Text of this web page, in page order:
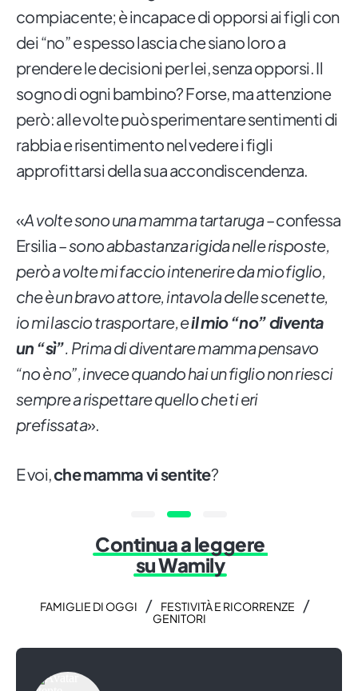
compiacente; è incapace di opporsi ai figli con
dei “no” e spesso lascia che siano loro a
prendere le decisioni per lei, senza opporsi. Il
sogno di ogni bambino? Forse, ma attenzione
però: alle volte può sperimentare sentimenti di
rabbia e risentimento nel vedere i figli
approfittarsi della sua accondiscendenza.
«A volte sono una mamma tartaruga– confessa
Ersilia –sono abbastanza rigida nelle risposte,
però a volte mi faccio intenerire da mio figlio,
che è un bravo attore, intavola delle scenette,
io mi lascio trasportare, eil mio “no” diventa
un “sì”. Prima di diventare mamma pensavo
“no è no”, invece quando hai un figlio non riesci
sempre a rispettare quello che ti eri
prefissata».
E voi,che mamma vi sentite?
Continua a leggere
su Wamily
FAMIGLIE DI OGGI / FESTIVITÀ E RICORRENZE /
GENITORI